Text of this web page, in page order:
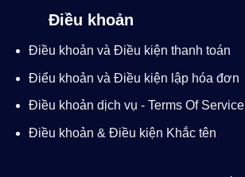
Điều khoản
Điều khoản và Điều kiện thanh toán
Điểu khoản và Điều kiện lập hóa đơn
Điều khoản dịch vụ - Terms Of Service
Điều khoản & Điều kiện Khắc tên